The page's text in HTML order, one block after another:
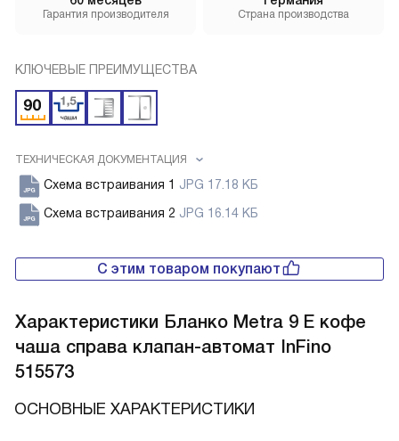
Гарантия производителя Страна производства
КЛЮЧЕВЫЕ ПРЕИМУЩЕСТВА
ТЕХНИЧЕСКАЯ ДОКУМЕНТАЦИЯ
Схема встраивания 1 JPG 17.18 КБ
Схема встраивания 2 JPG 16.14 КБ
С этим товаром покупают
Характеристики Бланко Metra 9 E кофе
чаша справа клапан-автомат InFino
515573
ОСНОВНЫЕ ХАРАКТЕРИСТИКИ